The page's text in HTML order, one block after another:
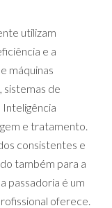
utilizam
e a
máquinas
sistemas de
e tratamento.
consistentes e
também para a
passadoria é um
oferece.